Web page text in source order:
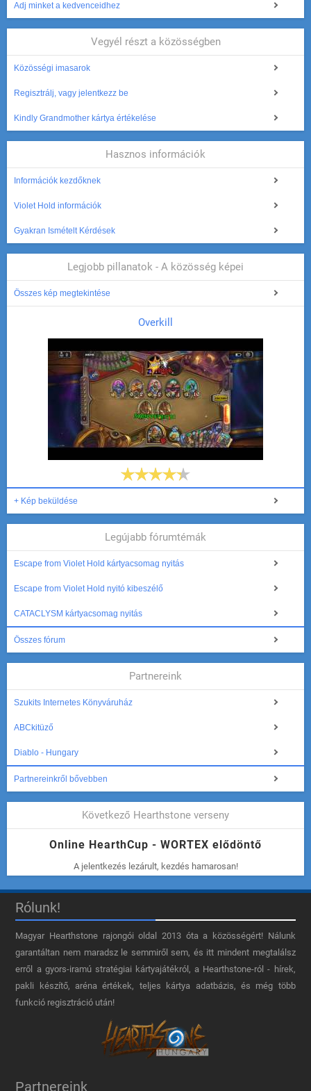
Adj minket a kedvenceidhez
Vegyél részt a közösségben
Közösségi imasarok
Regisztrálj, vagy jelentkezz be
Kindly Grandmother kártya értékelése
Hasznos információk
Információk kezdőknek
Violet Hold információk
Gyakran Ismételt Kérdések
Legjobb pillanatok - A közösség képei
Összes kép megtekintése
Overkill
+ Kép beküldése
Legújabb fórumtémák
Escape from Violet Hold kártyacsomag nyitás
Escape from Violet Hold nyitó kibeszélő
CATACLYSM kártyacsomag nyitás
Összes fórum
Partnereink
Szukits Internetes Könyváruház
ABCkitüző
Diablo - Hungary
Partnereinkről bővebben
Következő Hearthstone verseny
Online HearthCup - WORTEX elődöntő
A jelentkezés lezárult, kezdés hamarosan!
Rólunk!
Magyar Hearthstone​ rajongói oldal 2013 óta a közösségért! Nálunk
garantáltan nem maradsz le semmiről sem, és itt mindent megtalálsz
erről a gyors-iramú stratégiai kártyajátékról, a Hearthstone-ról - hírek,
pakli készítő, aréna értékek, teljes kártya adatbázis, és még több
funkció regisztráció után!
Partnereink